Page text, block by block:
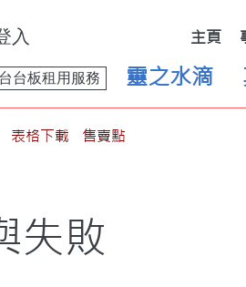
入 主頁
靈之水滴
台板租用服務
表格下載 售賣點
失敗